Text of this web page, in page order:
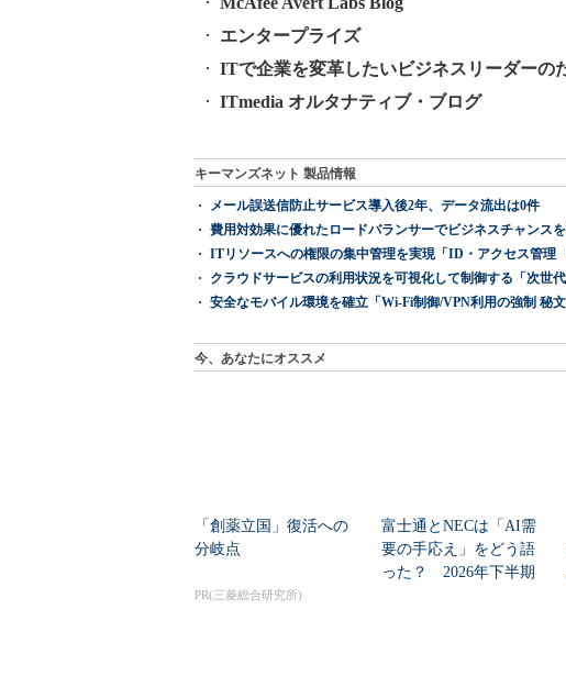
エンタープライズ
ITで企業を変革したいビジネスリーダーの
ITmedia オルタナティブ・ブログ
キーマンズネット 製品情報
メール誤送信防止サービス導入後2年、データ流出は0件
費用対効果に優れたロードバランサーでビジネスチャンス
ITリソースへの権限の集中管理を実現「ID・アクセス管理
クラウドサービスの利用状況を可視化して制御する「次世代
安全なモバイル環境を確立「Wi-Fi制御/VPN利用の強制 秘文
今、あなたにオススメ
「創薬立国」復活への
分岐点
PR(三菱総合研究所)
富士通とNECは「AI需
要の手応え」をどう語
った？ 2026年下半期